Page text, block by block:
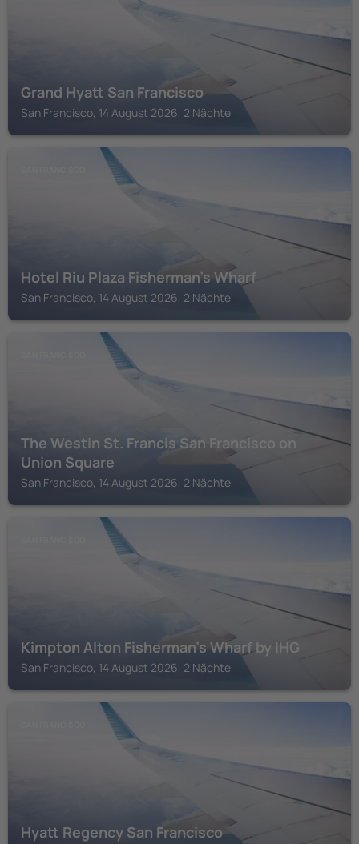
Grand Hyatt San Francisco
San Francisco, 14 August 2026, 2 Nächte
Hotel Riu Plaza Fisherman's Wharf
San Francisco, 14 August 2026, 2 Nächte
The Westin St. Francis San Francisco on
Union Square
San Francisco, 14 August 2026, 2 Nächte
Kimpton Alton Fisherman's Wharf by IHG
San Francisco, 14 August 2026, 2 Nächte
Hyatt Regency San Francisco